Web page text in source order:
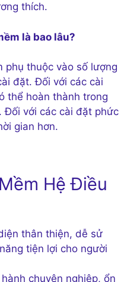
thích.
là bao lâu?
phụ thuộc vào số lượng
đặt. Đối với các cài
thể hoàn thành trong
Đối với các cài đặt phức
gian hơn.
Hệ Điều
thân thiện, dễ sử
tiện lợi cho người
chuyên nghiệp, ổn